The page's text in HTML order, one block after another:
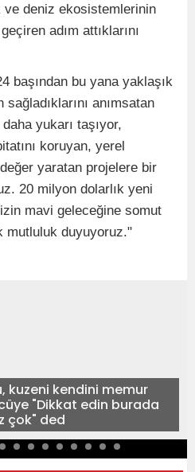
ve deniz ekosistemlerinin
adım attıklarını
başından bu yana yaklaşık
anımsatan
yukarı taşıyor,
koruyan, yerel
yaratan projelere bir
20 milyon dolarlık yeni
mavi geleceğine somut
mutluluk duyuyoruz."
kuzeni kendini memur
"Dikkat edin burada
çok" ded